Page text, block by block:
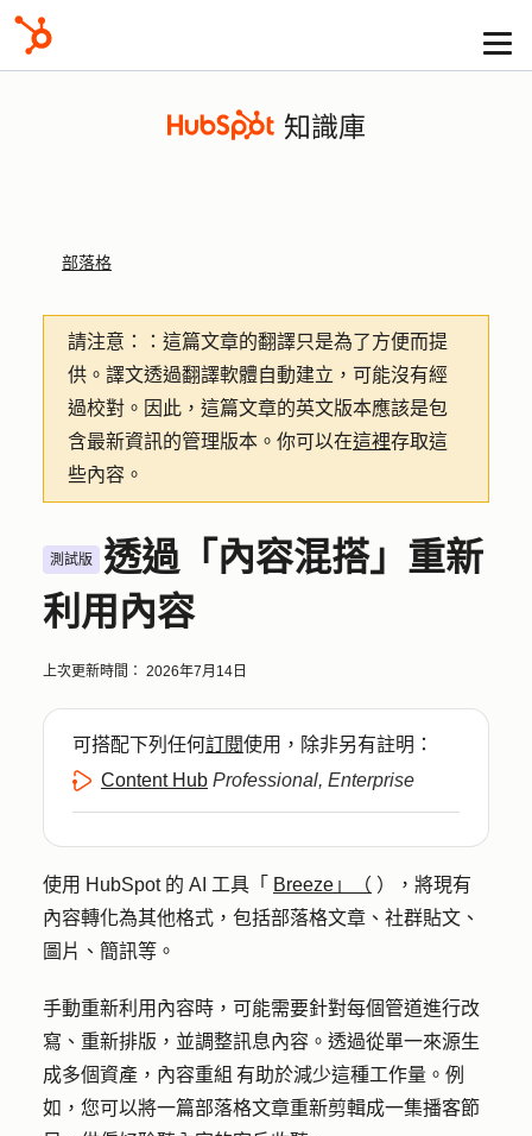
知識庫
部落格
請注意：
：這篇文章的翻譯只是為了方便而提
供。譯文透過翻譯軟體自動建立，可能沒有經
過校對。因此，這篇文章的英文版本應該是包
含最新資訊的管理版本。你可以在這裡存取這
些內容。
測試版
透過「內容混搭」重新
利用內容
上次更新時間： 2026年7月14日
可搭配下列任何訂閱使用，除非另有註明：
Content Hub Professional, Enterprise
使用 HubSpot 的 AI 工具「 Breeze」（ ），將現有
內容轉化為其他格式，包括部落格文章、社群貼文、
圖片、簡訊等。
手動重新利用內容時，可能需要針對每個管道進行改
寫、重新排版，並調整訊息內容。透過從單一來源生
成多個資產，內容重組 有助於減少這種工作量。例
如，您可以將一篇部落格文章重新剪輯成一集播客節